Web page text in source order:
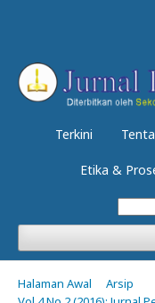
Terkini
Etika &
Halaman Awal
Arsip